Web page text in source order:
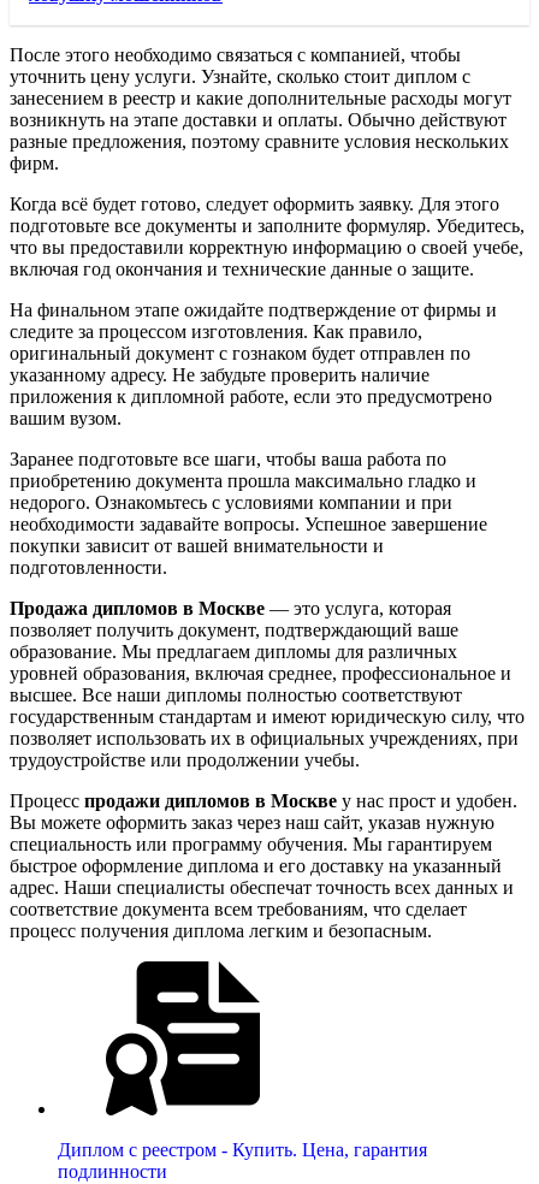
После этого необходимо связаться с компанией, чтобы
уточнить цену услуги. Узнайте, сколько стоит диплом с
занесением в реестр и какие дополнительные расходы могут
возникнуть на этапе доставки и оплаты. Обычно действуют
разные предложения, поэтому сравните условия нескольких
фирм.
Когда всё будет готово, следует оформить заявку. Для этого
подготовьте все документы и заполните формуляр. Убедитесь,
что вы предоставили корректную информацию о своей учебе,
включая год окончания и технические данные о защите.
На финальном этапе ожидайте подтверждение от фирмы и
следите за процессом изготовления. Как правило,
оригинальный документ с гознаком будет отправлен по
указанному адресу. Не забудьте проверить наличие
приложения к дипломной работе, если это предусмотрено
вашим вузом.
Заранее подготовьте все шаги, чтобы ваша работа по
приобретению документа прошла максимально гладко и
недорого. Ознакомьтесь с условиями компании и при
необходимости задавайте вопросы. Успешное завершение
покупки зависит от вашей внимательности и
подготовленности.
Продажа дипломов в Москве — это услуга, которая
позволяет получить документ, подтверждающий ваше
образование. Мы предлагаем дипломы для различных
уровней образования, включая среднее, профессиональное и
высшее. Все наши дипломы полностью соответствуют
государственным стандартам и имеют юридическую силу, что
позволяет использовать их в официальных учреждениях, при
трудоустройстве или продолжении учебы.
Процесс продажи дипломов в Москве у нас прост и удобен.
Вы можете оформить заказ через наш сайт, указав нужную
специальность или программу обучения. Мы гарантируем
быстрое оформление диплома и его доставку на указанный
адрес. Наши специалисты обеспечат точность всех данных и
соответствие документа всем требованиям, что сделает
процесс получения диплома легким и безопасным.
Диплом с реестром - Купить. Цена, гарантия
подлинности